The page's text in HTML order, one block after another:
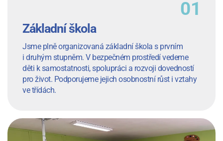
Základní škola
Jsme plně organizovaná základní škola s prvním
i druhým stupněm. V bezpečném prostředí vedeme
děti k samostatnosti, spolupráci a rozvoji dovedností
pro život. Podporujeme jejich osobnostní růst i vztahy
ve třídách.